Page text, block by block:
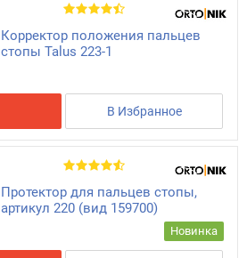
Корректор положения пальцев
стопы Talus 223-1
В Избранное
Протектор для пальцев стопы,
артикул 220 (вид 159700)
Новинка